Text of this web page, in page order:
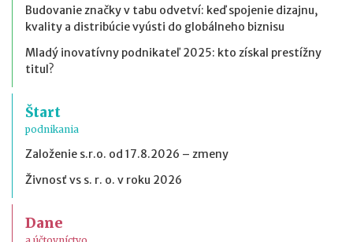
Budovanie značky v tabu odvetví: keď spojenie dizajnu,
kvality a distribúcie vyústi do globálneho biznisu
Mladý inovatívny podnikateľ 2025: kto získal prestížny
titul?
Štart
podnikania
Založenie s.r.o. od 17.8.2026 – zmeny
Živnosť vs s. r. o. v roku 2026
Dane